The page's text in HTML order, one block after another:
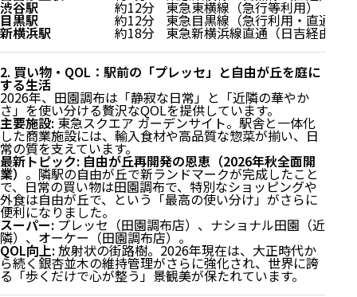
渋谷駅 約12分 東急東横線（急行等利用）
目黒駅 約12分 東急目黒線（急行利用・直通）
新横浜駅 約18分 東急新横浜線直通（日吉経由）
2. 買い物・QOL：駅前の「プレッセ」と自由が丘を庭に
する生活
2026年、田園調布は「静寂な日常」と「近隣の華やか
さ」を使い分ける贅沢なQOLを提供しています。
主要施設: 東急スクエア ガーデンサイト。駅舎と一体化
した商業施設には、輸入食材や高品質な惣菜が揃い、日
常の質を支えています。
最新トピック: 自由が丘再開発の恩恵（2026年秋全面開
業）。隣駅の自由が丘で新ランドマークが完成したこと
で、日常の買い物は田園調布で、特別なショッピングや
外食は自由が丘で、という「最高の使い分け」がさらに
便利になりました。
スーパー:プレッセ（田園調布店）、ナショナル田園（近
隣）、オーケー（田園調布店）。
QOL向上:放射状の街路樹。2026年現在は、大正時代か
ら続く銀杏並木の維持管理がさらに強化され、世界に誇
る「歩くだけで心が整う」景観美が保たれています。